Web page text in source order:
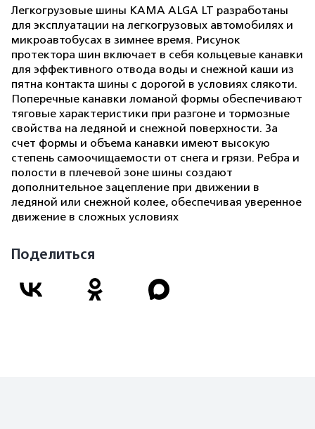
Легкогрузовые шины КАМА ALGA LT разработаны
для эксплуатации на легкогрузовых автомобилях и
микроавтобусах в зимнее время. Рисунок
протектора шин включает в себя кольцевые канавки
для эффективного отвода воды и снежной каши из
пятна контакта шины с дорогой в условиях слякоти.
Поперечные канавки ломаной формы обеспечивают
тяговые характеристики при разгоне и тормозные
свойства на ледяной и снежной поверхности. За
счет формы и объема канавки имеют высокую
степень самоочищаемости от снега и грязи. Ребра и
полости в плечевой зоне шины создают
дополнительное зацепление при движении в
ледяной или снежной колее, обеспечивая уверенное
движение в сложных условиях
Поделиться